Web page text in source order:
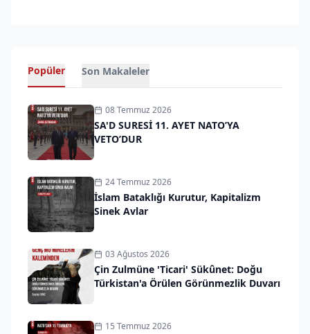
Popüler Son Makaleler
08 Temmuz 2026
SA'D SURESİ 11. AYET NATO’YA
VETO’DUR
24 Temmuz 2026
İslam Bataklığı Kurutur, Kapitalizm
Sinek Avlar
03 Ağustos 2026
Çin Zulmüne 'Ticari' Sükûnet: Doğu
Türkistan'a Örülen Görünmezlik Duvarı
15 Temmuz 2026